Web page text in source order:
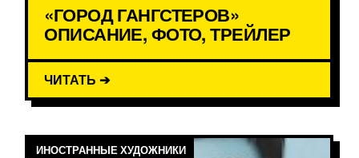
«ГОРОД ГАНГСТЕРОВ»
ОПИСАНИЕ, ФОТО, ТРЕЙЛЕР
ЧИТАТЬ ➔
ИНОСТРАННЫЕ ХУДОЖНИКИ